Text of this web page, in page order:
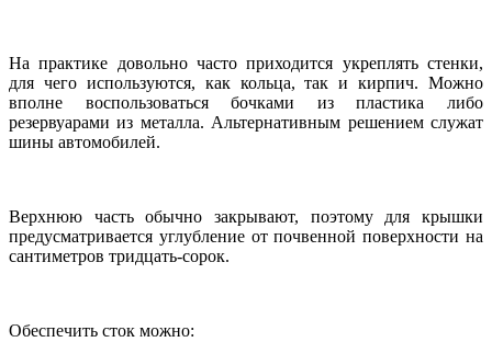
На практике довольно часто приходится укреплять стенки,
для чего используются, как кольца, так и кирпич. Можно
вполне воспользоваться бочками из пластика либо
резервуарами из металла. Альтернативным решением служат
шины автомобилей.
Верхнюю часть обычно закрывают, поэтому для крышки
предусматривается углубление от почвенной поверхности на
сантиметров тридцать-сорок.
Обеспечить сток можно: